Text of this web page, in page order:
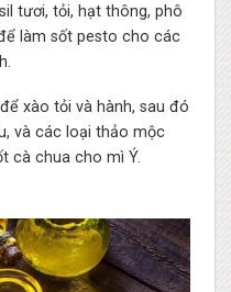
tươi, tỏi, hạt thông, phô
làm sốt pesto cho các
xào tỏi và hành, sau đó
và các loại thảo mộc
cà chua cho mì Ý.